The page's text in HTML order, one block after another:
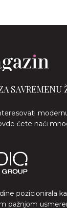
SAVREMENU
ćete naći
pozicionirala
pažnjom